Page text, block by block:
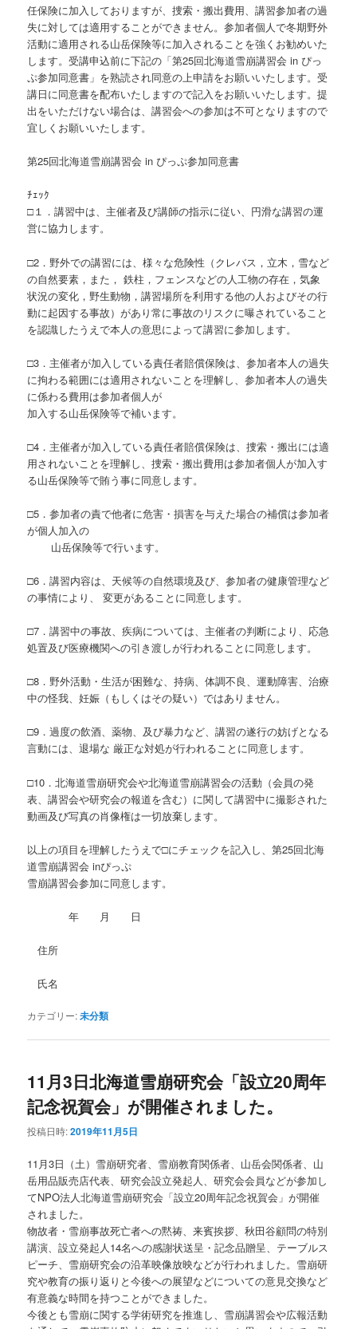
任保険に加入しておりますが、捜索・搬出費用、講習参加者の過
失に対しては適用することができません。参加者個人で冬期野外
活動に適用される山岳保険等に加入されることを強くお勧めいた
します。受講申込前に下記の「第25回北海道雪崩講習会 in ぴっ
ぷ参加同意書」を熟読され同意の上申請をお願いいたします。受
講日に同意書を配布いたしますので記入をお願いいたします。提
出をいただけない場合は、講習会への参加は不可となりますので
宜しくお願いいたします。
第25回北海道雪崩講習会 in ぴっぷ参加同意書
ﾁｪｯｸ
□１．講習中は、主催者及び講師の指示に従い、円滑な講習の運
営に協力します。
□2．野外での講習には、様々な危険性（クレバス，立木，雪など
の自然要素，また， 鉄柱，フェンスなどの人工物の存在，気象
状況の変化，野生動物，講習場所を利用する他の人およびその行
動に起因する事故）があり常に事故のリスクに曝されていること
を認識したうえで本人の意思によって講習に参加します。
□3．主催者が加入している責任者賠償保険は、参加者本人の過失
に拘わる範囲には適用されないことを理解し、参加者本人の過失
に係わる費用は参加者個人が
加入する山岳保険等で補います。
□4．主催者が加入している責任者賠償保険は、捜索・搬出には適
用されないことを理解し、捜索・搬出費用は参加者個人が加入す
る山岳保険等で賄う事に同意します。
□5．参加者の責で他者に危害・損害を与えた場合の補償は参加者
が個人加入の
山岳保険等で行います。
□6．講習内容は、天候等の自然環境及び、参加者の健康管理など
の事情により、 変更があることに同意します。
□7．講習中の事故、疾病については、主催者の判断により、応急
処置及び医療機関への引き渡しが行われることに同意します。
□8．野外活動・生活が困難な、持病、体調不良、運動障害、治療
中の怪我、妊娠（もしくはその疑い）ではありません。
□9．過度の飲酒、薬物、及び暴力など、講習の遂行の妨げとなる
言動には、退場な 厳正な対処が行われることに同意します。
□10．北海道雪崩研究会や北海道雪崩講習会の活動（会員の発
表、講習会や研究会の報道を含む）に関して講習中に撮影された
動画及び写真の肖像権は一切放棄します。
以上の項目を理解したうえで□にチェックを記入し、第25回北海
道雪崩講習会 inぴっぷ
雪崩講習会参加に同意します。
年 月 日
住所
氏名
カテゴリー:未分類
11月3日北海道雪崩研究会「設立20周年
記念祝賀会」が開催されました。
投稿日時:2019年11月5日
11月3日（土）雪崩研究者、雪崩教育関係者、山岳会関係者、山
岳用品販売店代表、研究会設立発起人、研究会会員などが参加し
てNPO法人北海道雪崩研究会「設立20周年記念祝賀会」が開催
されました。
物故者・雪崩事故死亡者への黙祷、来賓挨拶、秋田谷顧問の特別
講演、設立発起人14名への感謝状送呈・記念品贈呈、テーブルス
ピーチ、雪崩研究会の沿革映像放映などが行われました。雪崩研
究や教育の振り返りと今後への展望などについての意見交換など
有意義な時間を持つことができました。
今後とも雪崩に関する学術研究を推進し、雪崩講習会や広報活動